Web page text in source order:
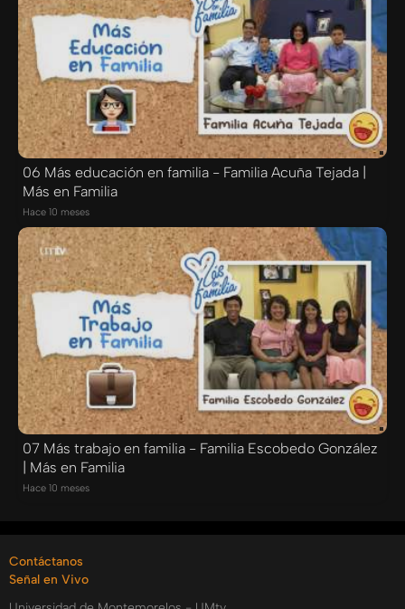
06 Más educación en familia - Familia Acuña Tejada |
Más en Familia
Hace 10 meses
07 Más trabajo en familia - Familia Escobedo González
| Más en Familia
Hace 10 meses
Contáctanos
Señal en Vivo